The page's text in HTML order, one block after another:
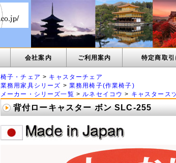
会社案内 ご利用案内 特定商取
椅子・チェア > キャスターチェア
業務用家具シリーズ > 業務用椅子(作業椅子)
メーカー・シリーズ一覧 > ルネセイコウ > キャスタース
背付ローキャスター ボン SLC-255